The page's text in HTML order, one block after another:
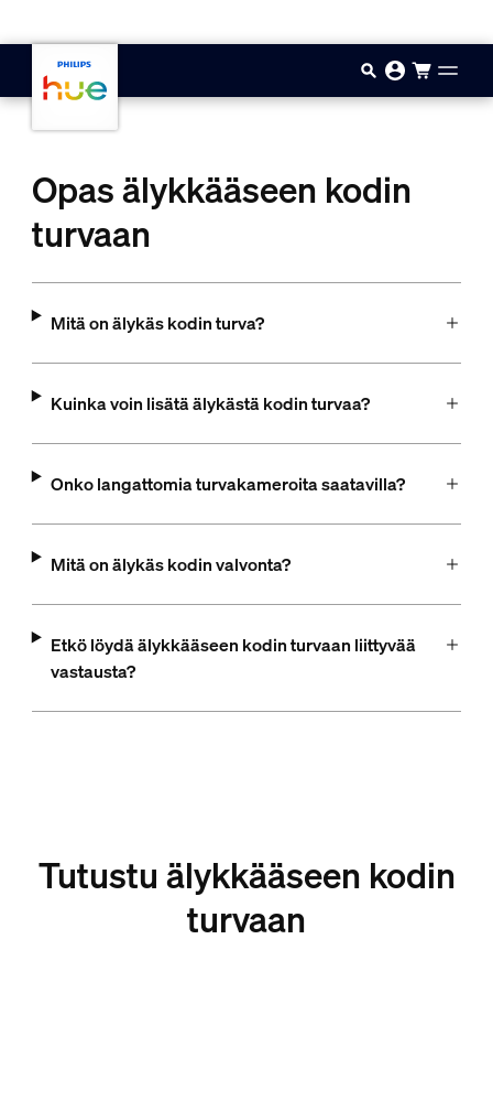
Opas älykkääseen kodin
turvaan
Mitä on älykäs kodin turva?
Kuinka voin lisätä älykästä kodin turvaa?
Onko langattomia turvakameroita saatavilla?
Mitä on älykäs kodin valvonta?
Etkö löydä älykkääseen kodin turvaan liittyvää
vastausta?
Tutustu älykkääseen kodin
turvaan